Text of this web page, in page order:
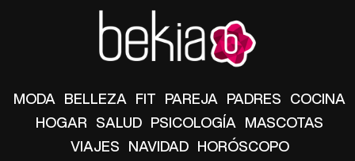
MODA BELLEZA FIT PAREJA PADRES COCINA
HOGAR SALUD PSICOLOGÍA MASCOTAS
VIAJES NAVIDAD HORÓSCOPO